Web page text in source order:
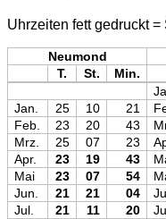
Uhrzeiten fett gedruckt =
Neumond
T.
St. Min.
Jan.
25 10 21
Feb.
23 20 43
Mrz.
25 07 23
Apr.
23 19 43
Mai
23 07 54
Jun.
21 21 04
Jul.
21 11 20